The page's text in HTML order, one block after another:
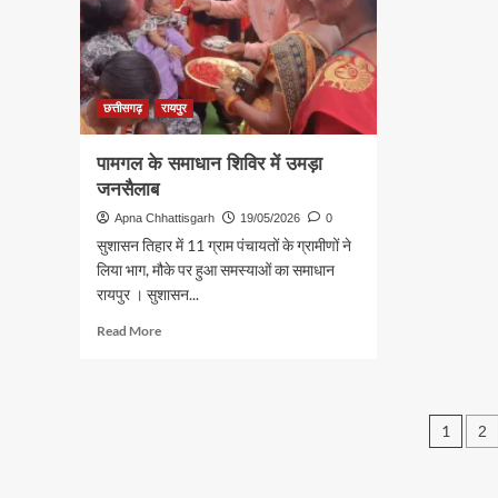
से
संवरेगा
मेधावियों
का
भविष्य
छत्तीसगढ़ रायपुर
पामगल के समाधान शिविर में उमड़ा
जनसैलाब
Apna Chhattisgarh 19/05/2026 0
सुशासन तिहार में 11 ग्राम पंचायतों के ग्रामीणों ने
लिया भाग, मौके पर हुआ समस्याओं का समाधान
रायपुर । सुशासन...
Read MoreRead
1 2